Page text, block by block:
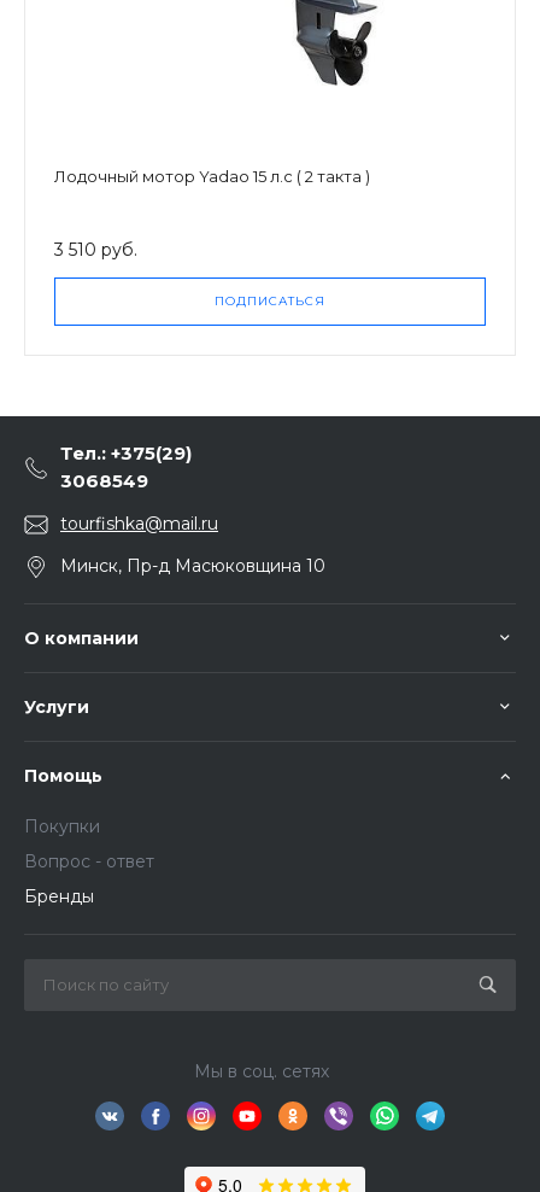
Лодочный мотор Yadao 15 л.с ( 2 такта )
3 510 руб.
ПОДПИСАТЬСЯ
Тел.: +375(29)
3068549
tourfishka@mail.ru
Минск, Пр-д Масюковщина 10
О компании
Услуги
Помощь
Покупки
Вопрос - ответ
Бренды
Мы в соц. сетях